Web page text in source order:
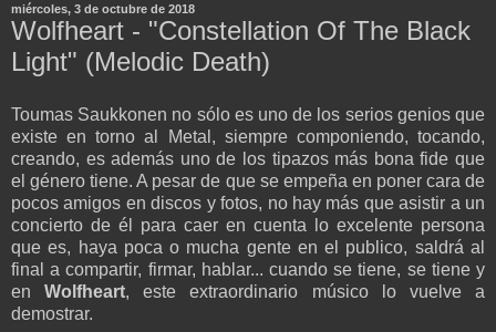
miércoles, 3 de octubre de 2018
Wolfheart - "Constellation Of The Black
Light" (Melodic Death)
Toumas Saukkonen no sólo es uno de los serios genios que
existe en torno al Metal, siempre componiendo, tocando,
creando, es además uno de los tipazos más bona fide que
el género tiene. A pesar de que se empeña en poner cara de
pocos amigos en discos y fotos, no hay más que asistir a un
concierto de él para caer en cuenta lo excelente persona
que es, haya poca o mucha gente en el publico, saldrá al
final a compartir, firmar, hablar... cuando se tiene, se tiene y
enWolfheart, este extraordinario músico lo vuelve a
demostrar.